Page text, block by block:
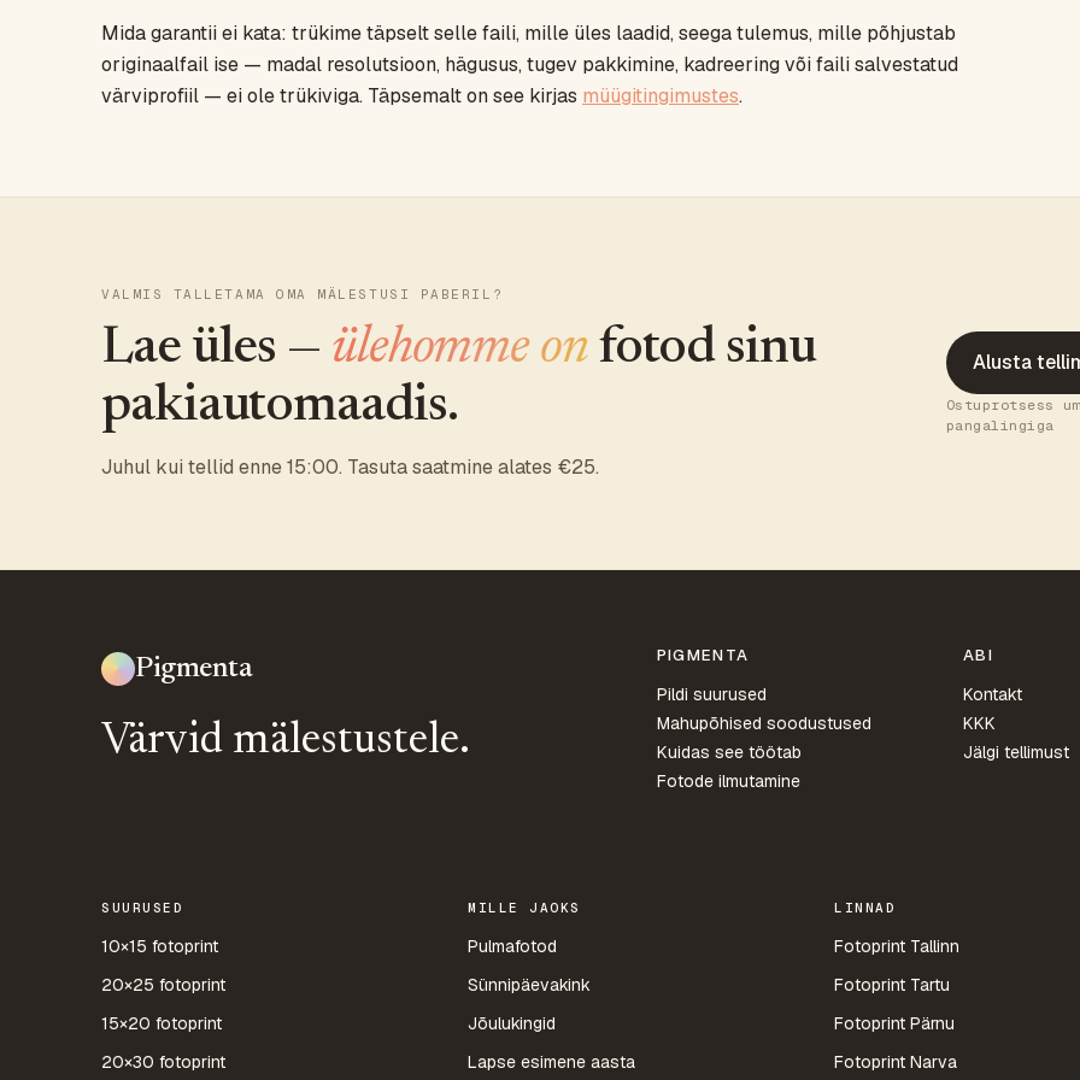
Mida garantii ei kata: trükime täpselt selle faili, mille üles laadid, seega tulemus, mille põhjustab
originaalfail ise — madal resolutsioon, hägusus, tugev pakkimine, kadreering või faili salvestatud
värviprofiil — ei ole trükiviga. Täpsemalt on see kirjas müügitingimustes.
VALMIS TALLETAMA OMA MÄLESTUSI PABERIL?
Lae üles — ülehomme onfotod sinu
pakiautomaadis.
Juhul kui tellid enne 15:00. Tasuta saatmine alates €25.
Alusta
Ostuprotsess
pangalingiga
Pigmenta
Värvid mälestustele.
PIGMENTA
Pildi suurused
Mahupõhised soodustused
Kuidas see töötab
Fotode ilmutamine
ABI
Kontakt
KKK
Jälgi tellimust
SUURUSED
10×15 fotoprint
20×25 fotoprint
15×20 fotoprint
20×30 fotoprint
MILLE JAOKS
Pulmafotod
Sünnipäevakink
Jõulukingid
Lapse esimene aasta
LINNAD
Fotoprint Tallinn
Fotoprint Tartu
Fotoprint Pärnu
Fotoprint Narva